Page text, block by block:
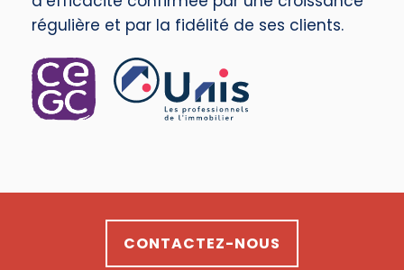
régulière et par la fidélité de ses clients.
CONTACTEZ-NOUS